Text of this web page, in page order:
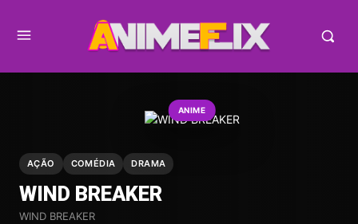
ANIME
AÇÃO COMÉDIA DRAMA
WIND BREAKER
WIND BREAKER